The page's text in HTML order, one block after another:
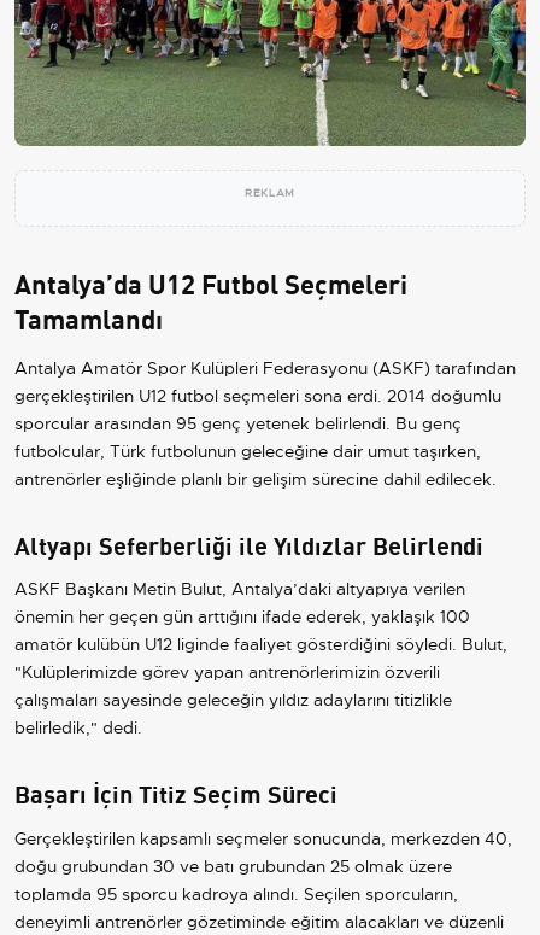
REKLAM
Antalya’da U12 Futbol Seçmeleri
Tamamlandı
Antalya Amatör Spor Kulüpleri Federasyonu (ASKF) tarafından
gerçekleştirilen U12 futbol seçmeleri sona erdi. 2014 doğumlu
sporcular arasından 95 genç yetenek belirlendi. Bu genç
futbolcular, Türk futbolunun geleceğine dair umut taşırken,
antrenörler eşliğinde planlı bir gelişim sürecine dahil edilecek.
Altyapı Seferberliği ile Yıldızlar Belirlendi
ASKF Başkanı Metin Bulut, Antalya’daki altyapıya verilen
önemin her geçen gün arttığını ifade ederek, yaklaşık 100
amatör kulübün U12 liginde faaliyet gösterdiğini söyledi. Bulut,
"Kulüplerimizde görev yapan antrenörlerimizin özverili
çalışmaları sayesinde geleceğin yıldız adaylarını titizlikle
belirledik," dedi.
Başarı İçin Titiz Seçim Süreci
Gerçekleştirilen kapsamlı seçmeler sonucunda, merkezden 40,
doğu grubundan 30 ve batı grubundan 25 olmak üzere
toplamda 95 sporcu kadroya alındı. Seçilen sporcuların,
deneyimli antrenörler gözetiminde eğitim alacakları ve düzenli